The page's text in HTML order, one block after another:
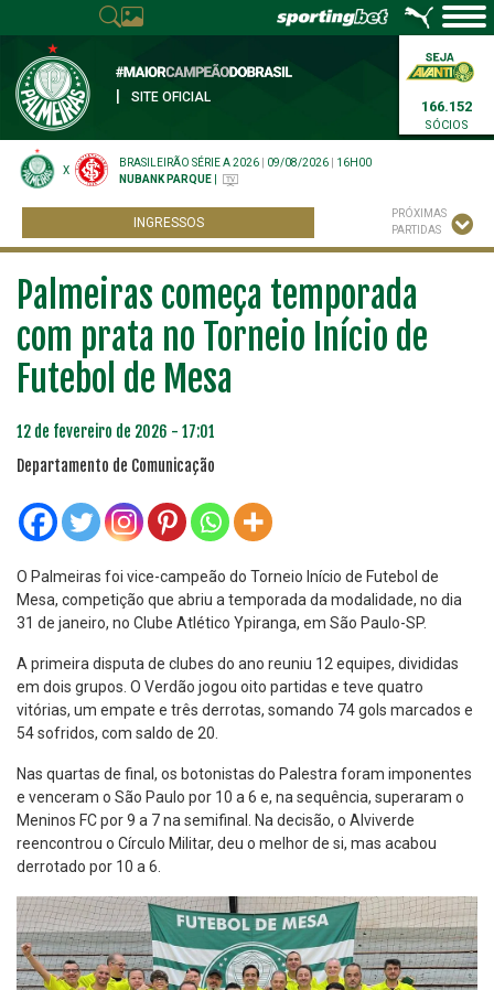
SITE OFICIAL
166.152
SÓCIOS
X
BRASILEIRÃO SÉRIE A 2026 09/08/2026
16H00
NUBANK PARQUE
INGRESSOS
PRÓXIMAS
PARTIDAS
Palmeiras começa temporada
com prata no Torneio Início de
Futebol de Mesa
12 de fevereiro de 2026 - 17:01
Departamento de Comunicação
O Palmeiras foi vice-campeão do Torneio Início de Futebol de
Mesa, competição que abriu a temporada da modalidade, no dia
31 de janeiro, no Clube Atlético Ypiranga, em São Paulo-SP.
A primeira disputa de clubes do ano reuniu 12 equipes, divididas
em dois grupos. O Verdão jogou oito partidas e teve quatro
vitórias, um empate e três derrotas, somando 74 gols marcados e
54 sofridos, com saldo de 20.
Nas quartas de final, os botonistas do Palestra foram imponentes
e venceram o São Paulo por 10 a 6 e, na sequência, superaram o
Meninos FC por 9 a 7 na semifinal. Na decisão, o Alviverde
reencontrou o Círculo Militar, deu o melhor de si, mas acabou
derrotado por 10 a 6.